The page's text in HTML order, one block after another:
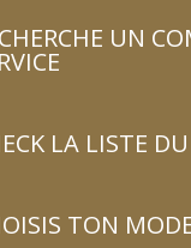
UN
LA LISTE
TON